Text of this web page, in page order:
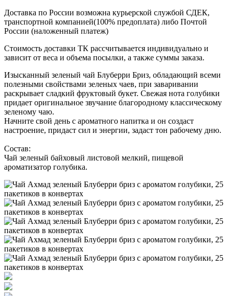
Доставка по России возможна курьерской службой СДЕК,
транспортной компанией(100% предоплата) либо Почтой
России (наложенный платеж)
Стоимость доставки ТК рассчитывается индивидуально и
зависит от веса и объема посылки, а также суммы заказа.
Изысканный зеленый чай Блуберри Бриз, обладающий всеми
полезными свойствами зеленых чаев, при заваривании
раскрывает сладкий фруктовый букет. Свежая нота голубики
придает оригинальное звучание благородному классическому
зеленому чаю.
Начните свой день с ароматного напитка и он создаст
настроение, придаст сил и энергии, задаст тон рабочему дню.
Состав:
Чай зеленый байховый листовой мелкий, пищевой
ароматизатор голубика.